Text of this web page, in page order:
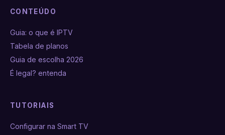
CONTEÚDO
Guia: o que é IPTV
Tabela de planos
Guia de escolha 2026
É legal? entenda
TUTORIAIS
Configurar na Smart TV